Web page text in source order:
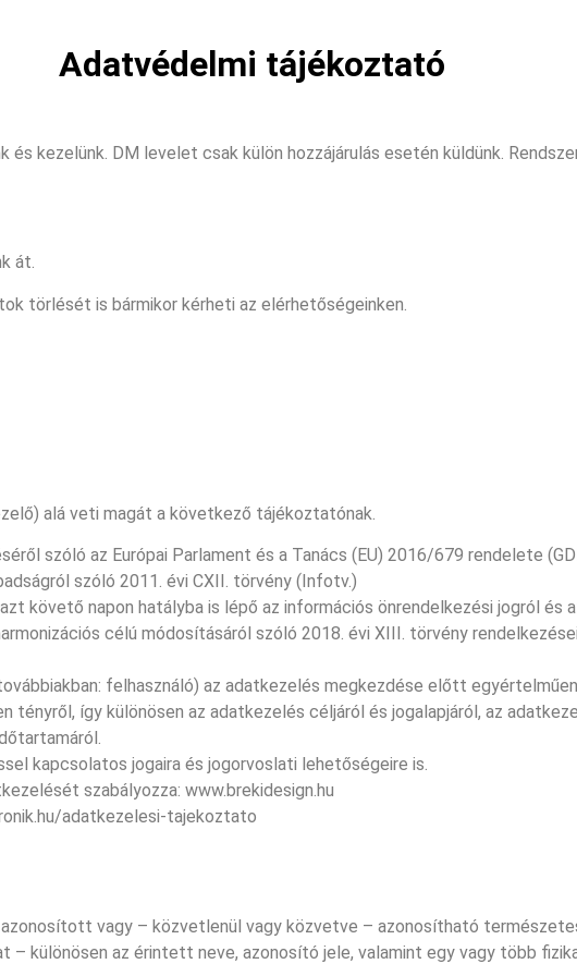
Adatvédelmi tájékoztató
kezelünk. DM levelet csak külön hozzájárulás esetén küldünk.
át.
törlését is bármikor kérheti az elérhetőségeinken.
alá veti magát a következő tájékoztatónak.
szóló az Európai Parlament és a Tanács (EU) 2016/679 rendelete
szóló 2011. évi CXII. törvény (Infotv.)
követő napon hatályba is lépő az információs önrendelkezési jogról és
célú módosításáról szóló 2018. évi XIII. törvény
felhasználó) az adatkezelés megkezdése előtt
így különösen az adatkezelés céljáról és jogalapjáról, az
kapcsolatos jogaira és jogorvoslati lehetőségeire is.
szabályozza: www.brekidesign.hu
adatkezelesi-tajekoztato
vagy – közvetlenül vagy közvetve – azonosítható
különösen az érintett neve, azonosító jele, valamint egy vagy több